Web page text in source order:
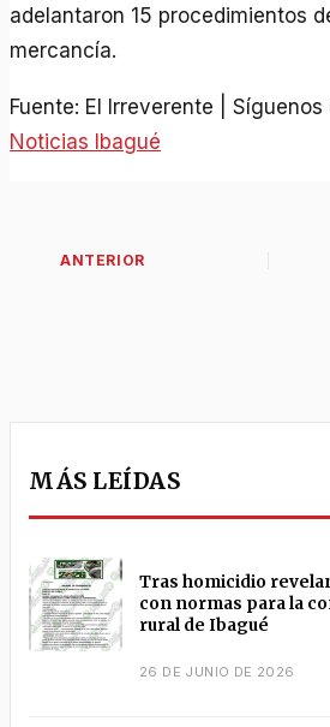
adelantaron 15 procedimientos
mercancía.
Fuente: El Irreverente | Síguenos
Noticias Ibagué
MÁS LEÍDAS
Tras homicidio
con normas para la
rural de Ibagué
26 DE JUNIO DE 2026